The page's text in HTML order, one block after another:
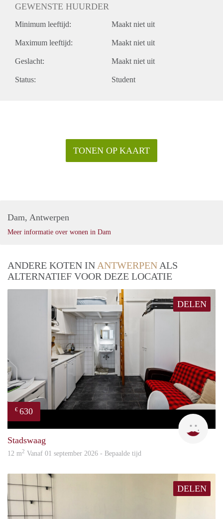
GEWENSTE HUURDER
Minimum leeftijd: Maakt niet uit
Maximum leeftijd: Maakt niet uit
Geslacht: Maakt niet uit
Status: Student
TONEN OP KAART
Dam, Antwerpen
Meer informatie over wonen in Dam
ANDERE KOTEN IN ANTWERPEN ALS
ALTERNATIEF VOOR DEZE LOCATIE
DELEN
€ 630
Stadswaag
12 m2 Vanaf 01 september 2026 - Bepaalde tijd
DELEN